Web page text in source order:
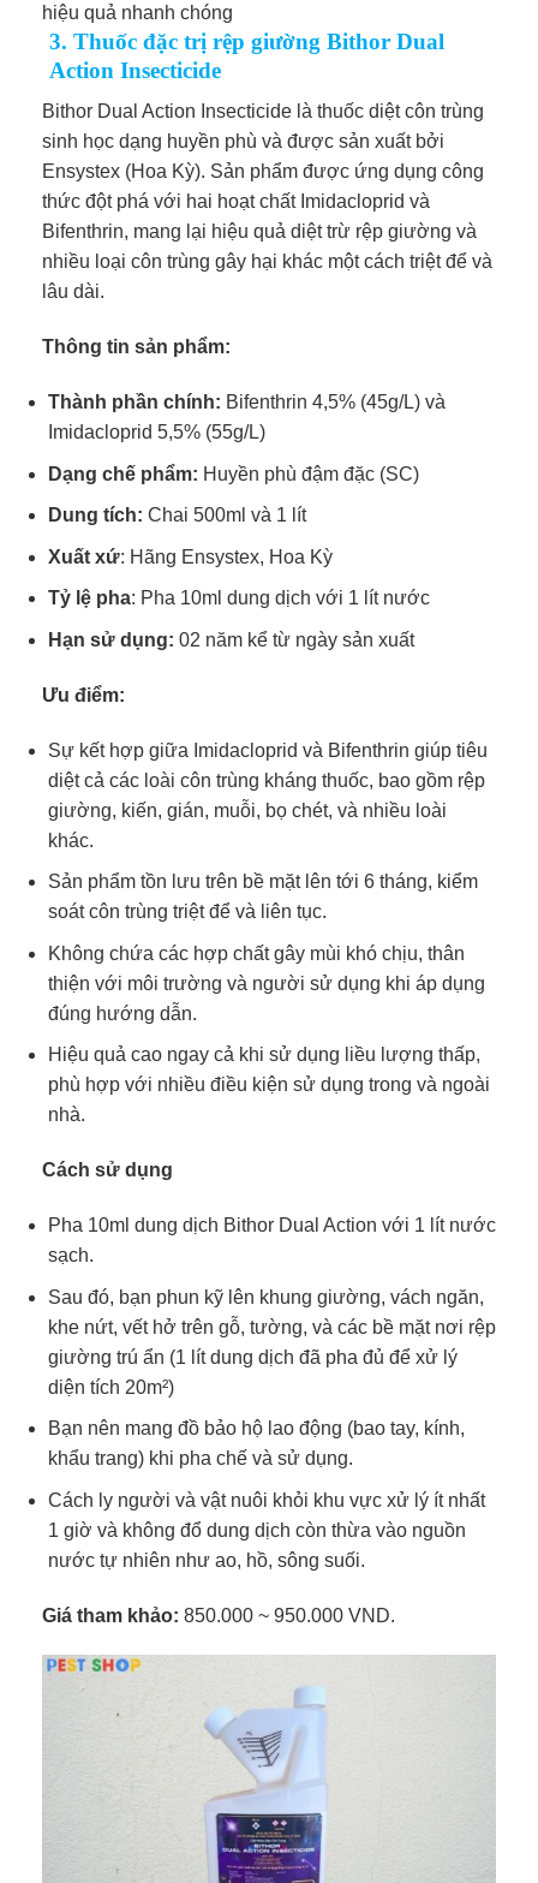
hiệu quả nhanh chóng
3. Thuốc đặc trị rệp giường Bithor Dual
Action Insecticide
Bithor Dual Action Insecticide là thuốc diệt côn trùng
sinh học dạng huyền phù và được sản xuất bởi
Ensystex (Hoa Kỳ). Sản phẩm được ứng dụng công
thức đột phá với hai hoạt chất Imidacloprid và
Bifenthrin, mang lại hiệu quả diệt trừ rệp giường và
nhiều loại côn trùng gây hại khác một cách triệt để và
lâu dài.
Thông tin sản phẩm:
Thành phần chính: Bifenthrin 4,5% (45g/L) và
Imidacloprid 5,5% (55g/L)
Dạng chế phẩm: Huyền phù đậm đặc (SC)
Dung tích: Chai 500ml và 1 lít
Xuất xứ: Hãng Ensystex, Hoa Kỳ
Tỷ lệ pha: Pha 10ml dung dịch với 1 lít nước
Hạn sử dụng: 02 năm kể từ ngày sản xuất
Ưu điểm:
Sự kết hợp giữa Imidacloprid và Bifenthrin giúp tiêu
diệt cả các loài côn trùng kháng thuốc, bao gồm rệp
giường, kiến, gián, muỗi, bọ chét, và nhiều loài
khác.
Sản phẩm tồn lưu trên bề mặt lên tới 6 tháng, kiểm
soát côn trùng triệt để và liên tục.
Không chứa các hợp chất gây mùi khó chịu, thân
thiện với môi trường và người sử dụng khi áp dụng
đúng hướng dẫn.
Hiệu quả cao ngay cả khi sử dụng liều lượng thấp,
phù hợp với nhiều điều kiện sử dụng trong và ngoài
nhà.
Cách sử dụng
Pha 10ml dung dịch Bithor Dual Action với 1 lít nước
sạch.
Sau đó, bạn phun kỹ lên khung giường, vách ngăn,
khe nứt, vết hở trên gỗ, tường, và các bề mặt nơi rệp
giường trú ẩn (1 lít dung dịch đã pha đủ để xử lý
diện tích 20m²)
Bạn nên mang đồ bảo hộ lao động (bao tay, kính,
khẩu trang) khi pha chế và sử dụng.
Cách ly người và vật nuôi khỏi khu vực xử lý ít nhất
1 giờ và không đổ dung dịch còn thừa vào nguồn
nước tự nhiên như ao, hồ, sông suối.
Giá tham khảo: 850.000 ~ 950.000 VND.